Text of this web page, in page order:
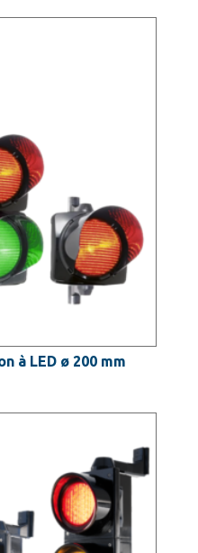
à LED ø 200 mm